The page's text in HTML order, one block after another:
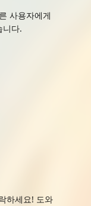
사용자에게
니다.
하세요! 도와